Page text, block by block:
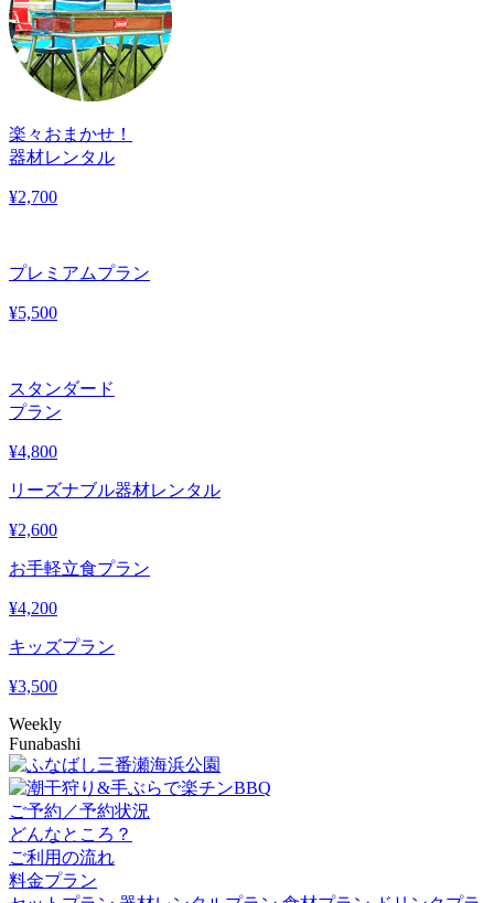
楽々おまかせ！
器材レンタル
¥2,700
プレミアムプラン
¥5,500
スタンダード
プラン
¥4,800
リーズナブル器材レンタル
¥2,600
お手軽立食プラン
¥4,200
キッズプラン
¥3,500
Weekly
Funabashi
ご予約／予約状況
どんなところ？
ご利用の流れ
料金プラン